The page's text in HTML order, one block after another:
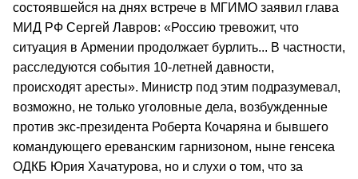
состоявшейся на днях встрече в МГИМО заявил глава
МИД РФ Сергей Лавров: «Россию тревожит, что
ситуация в Армении продолжает бурлить... В частности,
расследуются события 10-летней давности,
происходят аресты». Министр под этим подразумевал,
возможно, не только уголовные дела, возбужденные
против экс-президента Роберта Кочаряна и бывшего
командующего ереванским гарнизоном, ныне генсека
ОДКБ Юрия Хачатурова, но и слухи о том, что за